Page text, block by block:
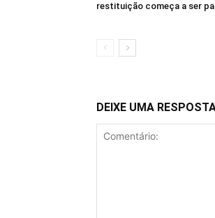
restituição começa a ser
DEIXE UMA